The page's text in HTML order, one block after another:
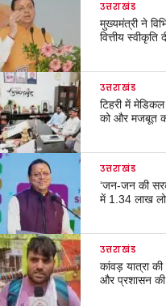
उत्तराखंड
मुख्यमंत्री ने
वित्तीय स्वीकृति
उत्तराखंड
टिहरी में
को और मजबूत
उत्तराखंड
‘जन-जन की
में 1.34 लाख
उत्तराखंड
कांवड़ यात्रा
और प्रशासन